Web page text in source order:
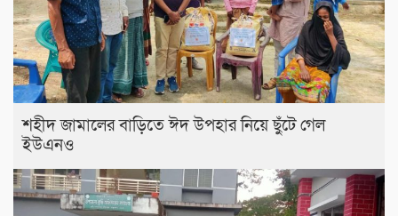
শহীদ জামালের বাড়িতে ঈদ উপহার নিয়ে ছুঁটে গেল
ইউএনও